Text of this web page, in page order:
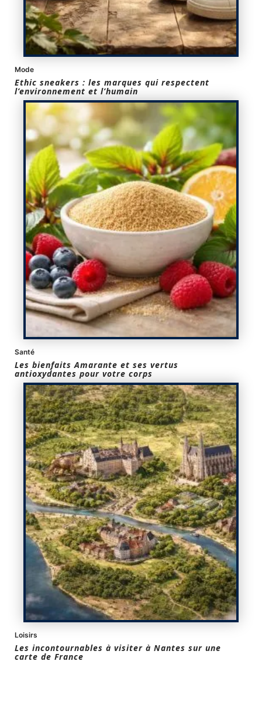
Mode
Ethic sneakers : les marques qui respectent
l’environnement et l’humain
Santé
Les bienfaits Amarante et ses vertus
antioxydantes pour votre corps
Loisirs
Les incontournables à visiter à Nantes sur une
carte de France